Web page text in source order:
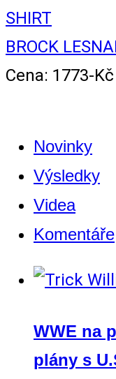
BROCK
Cena: 1773-Kč
Novinky
Výsledky
Videa
Komentáře
WWE na
plány s